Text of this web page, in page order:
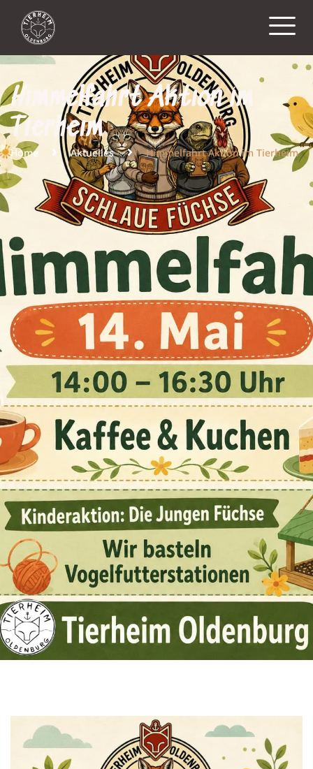
Himmelfahrt Aktion im
Tierheim
Home Aktuelles Himmelfahrt Aktion im Tierheim